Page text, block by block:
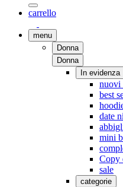
carrello
menu
Donna
Donna
In evidenza
nuovi
best
date
mini
Copy
sale
categorie